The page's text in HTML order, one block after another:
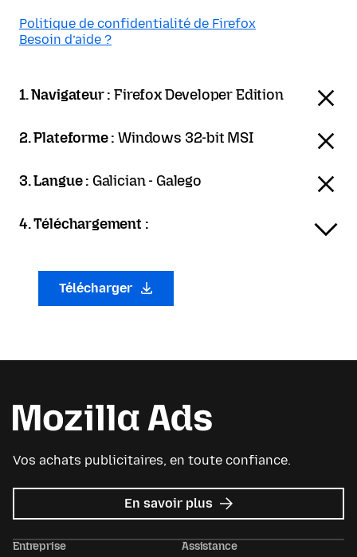
Politique de confidentialité de Firefox
Besoin d’aide ?
1. Navigateur :Firefox Developer Edition
2. Plateforme :Windows 32-bit MSI
3. Langue : Galician - Galego
4. Téléchargement :
Télécharger
Vos achats publicitaires, en toute confiance.
En savoir plus sur
Mozilla
Entreprise Assistance